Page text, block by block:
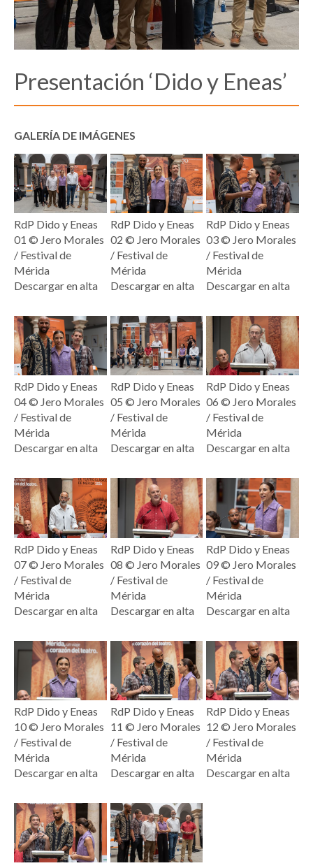
Presentación ‘Dido y Eneas’
GALERÍA DE IMÁGENES
RdP Dido y Eneas
01 © Jero Morales
/ Festival de
Mérida
Descargar en alta
RdP Dido y Eneas
02 © Jero Morales
/ Festival de
Mérida
Descargar en alta
RdP Dido y Eneas
03 © Jero Morales
/ Festival de
Mérida
Descargar en alta
RdP Dido y Eneas
04 © Jero Morales
/ Festival de
Mérida
Descargar en alta
RdP Dido y Eneas
05 © Jero Morales
/ Festival de
Mérida
Descargar en alta
RdP Dido y Eneas
06 © Jero Morales
/ Festival de
Mérida
Descargar en alta
RdP Dido y Eneas
07 © Jero Morales
/ Festival de
Mérida
Descargar en alta
RdP Dido y Eneas
08 © Jero Morales
/ Festival de
Mérida
Descargar en alta
RdP Dido y Eneas
09 © Jero Morales
/ Festival de
Mérida
Descargar en alta
RdP Dido y Eneas
10 © Jero Morales
/ Festival de
Mérida
Descargar en alta
RdP Dido y Eneas
11 © Jero Morales
/ Festival de
Mérida
Descargar en alta
RdP Dido y Eneas
12 © Jero Morales
/ Festival de
Mérida
Descargar en alta